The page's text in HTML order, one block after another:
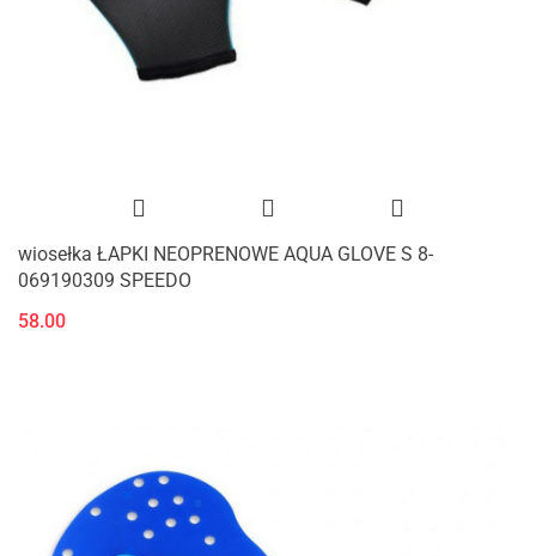
wiosełka ŁAPKI NEOPRENOWE AQUA GLOVE S 8-
069190309 SPEEDO
58.00